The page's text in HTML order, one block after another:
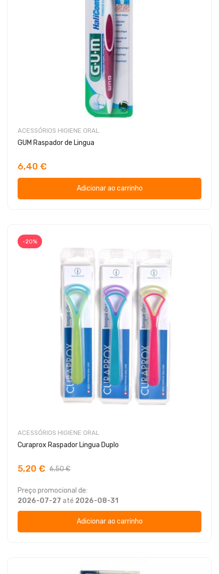
ACESSÓRIOS HIGIENE ORAL
GUM Raspador de Lingua
6,40 €
Adicionar ao carrinho
-20%
ACESSÓRIOS HIGIENE ORAL
Curaprox Raspador Lingua Duplo
5,20 € 6,50 €
Preço promocional de:
2026-07-27 até 2026-08-31
Adicionar ao carrinho